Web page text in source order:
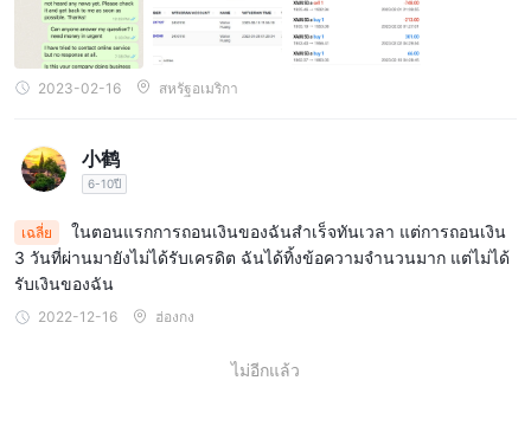
2023-02-16 สหรัฐอเมริกา
小鹤
6-10ปี
เฉลี่ย
ในตอนแรกการถอนเงินของฉันสำเร็จทันเวลา แต่การถอนเงิน
3 วันที่ผ่านมายังไม่ได้รับเครดิต ฉันได้ทิ้งข้อความจำนวนมาก แต่ไม่ได้
รับเงินของฉัน
2022-12-16 ฮ่องกง
ไม่อีกแล้ว